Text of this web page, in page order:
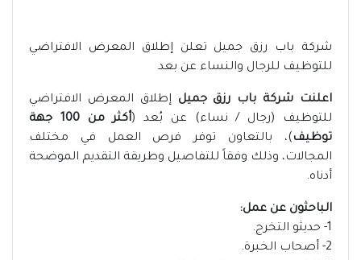
شركة باب رزق جميل تعلن إطلاق المعرض الافتراضي
للتوظيف للرجال والنساء عن بعد
اعلنت شركة باب رزق جميل إطلاق المعرض الافتراضي
للتوظيف (رجال / نساء) عن بُعد (
أكثر من 100 جهة
توظيف)، بالتعاون توفر فرص العمل في مختلف
المجالات، وذلك وفقاً للتفاصيل وطريقة التقديم الموضحة
أدناه.
الباحثون عن عمل:
1- حديثو التخرج.
2- أصحاب الخبرة.